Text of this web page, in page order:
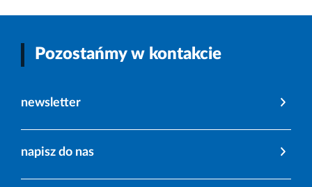
Pozostańmy w kontakcie
newsletter
napisz do nas